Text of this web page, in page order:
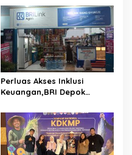
Perluas Akses Inklusi
Keuangan,BRI Depok
Memberi Peluang Bagi
Badan Usaha